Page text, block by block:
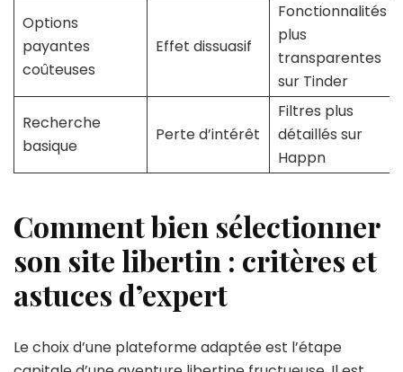
Options
payantes
coûteuses
Effet dissuasif
Fonctionnalités
plus
transparentes
sur Tinder
Recherche
basique
Perte d’intérêt
Filtres plus
détaillés sur
Happn
Comment bien sélectionner
son site libertin : critères et
astuces d’expert
Le choix d’une plateforme adaptée est l’étape